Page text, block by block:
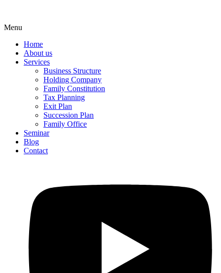
Menu
Home
About us
Services
Business Structure
Holding Company
Family Constitution
Tax Planning
Exit Plan
Succession Plan
Family Office
Seminar
Blog
Contact